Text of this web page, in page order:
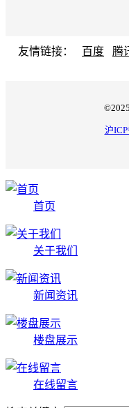
友情链接： 百度 腾
沪
首页
关于我们
新闻资讯
楼盘展示
在线留言